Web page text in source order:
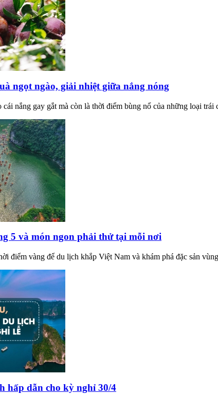
ngọt ngào, giải nhiệt giữa nắng nóng
nắng gay gắt mà còn là thời điểm bùng nổ của những loại
5 và món ngon phải thử tại mỗi nơi
điểm vàng để du lịch khắp Việt Nam và khám phá đặc sản
hấp dẫn cho kỳ nghỉ 30/4